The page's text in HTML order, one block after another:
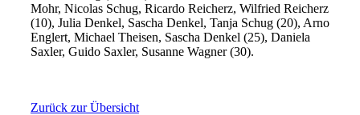
Mohr, Nicolas Schug, Ricardo Reicherz, Wilfried Reicherz
(10), Julia Denkel, Sascha Denkel, Tanja Schug (20), Arno
Englert, Michael Theisen, Sascha Denkel (25), Daniela
Saxler, Guido Saxler, Susanne Wagner (30).
Zurück zur Übersicht